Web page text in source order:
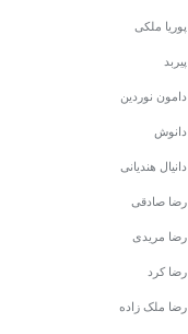
پوریا ملکی
پیربد
دامون نوردین
دانوش
دانیال هندیانی
رضا صادقی
رضا مریدی
رضا کرد
رضا ملک زاده